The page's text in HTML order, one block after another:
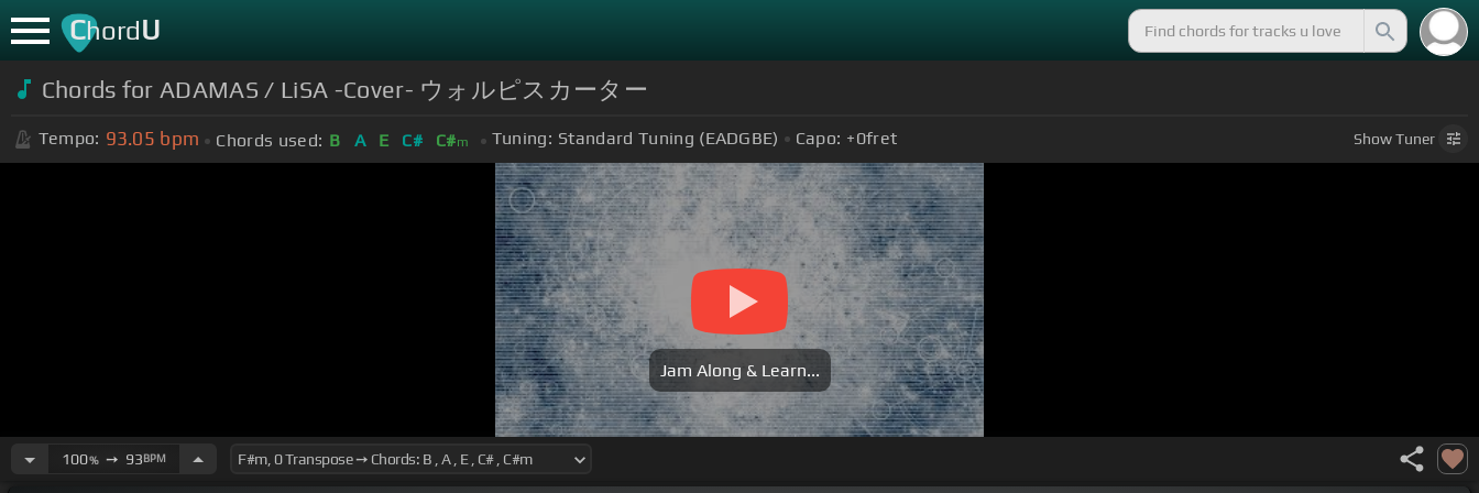
ChordU
Chords for ADAMAS / LiSA -Cover- ウォルピスカーター
Tempo: 93.05 bpm Chords used: B A E C# C#m Tuning: Standard Tuning (EADGBE) Capo: +0fret ShowTuner
Jam Along & Learn...
100%➙ 93BPM